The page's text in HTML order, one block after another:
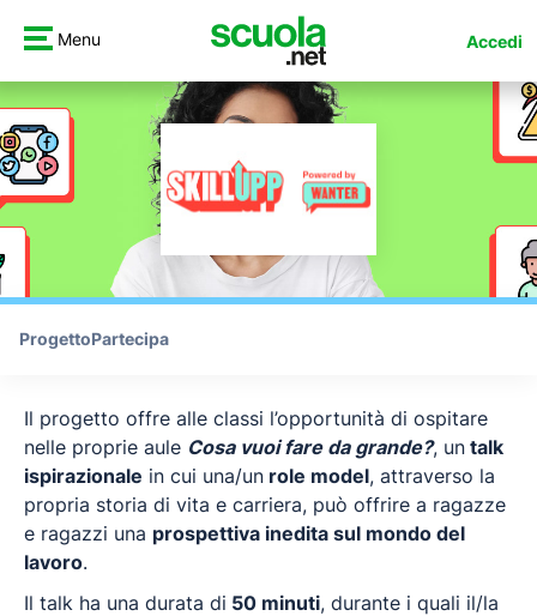
Menu Accedi
ProgettoPartecipa
Il progetto offre alle classi l’opportunità di ospitare
nelle proprie aule Cosa vuoi fare da grande?, un talk
ispirazionale in cui una/un role model, attraverso la
propria storia di vita e carriera, può offrire a ragazze
e ragazzi una prospettiva inedita sul mondo del
lavoro.
Il talk ha una durata di 50 minuti, durante i quali il/la